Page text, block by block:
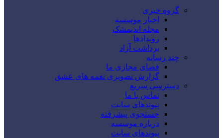
گروه خبری
اخبار موسسه
مجله اندیمشک
رویدادها
برداشت آزاد
چند رسانه
فضای مجازی ما
گزارش تصویری نغمه های عشق
دسترسی سریع
تماس با ما
پیوندهای سایت
جستجوی پیشرفته
درباره موسسه
پیوندهای سایت